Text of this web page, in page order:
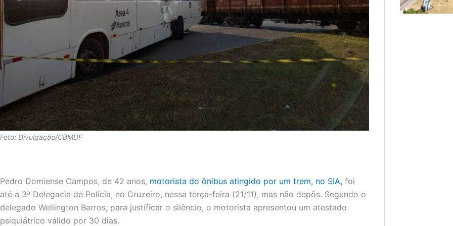
Foto: Divulgação/CBMDF
Pedro Domiense Campos, de 42 anos, motorista do ônibus atingido por um trem, no SIA, foi
até a 3ª Delegacia de Polícia, no Cruzeiro, nessa terça-feira (21/11), mas não depôs. Segundo o
delegado Wellington Barros, para justificar o silêncio, o motorista apresentou um atestado
psiquiátrico válido por 30 dias.